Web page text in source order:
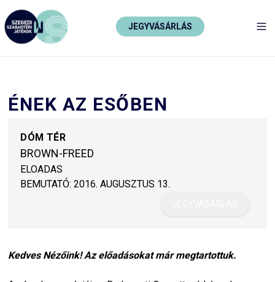
JEGYVÁSÁRLÁS
ÉNEK AZ ESŐBEN
DÓM TÉR
BROWN-FREED
ELOADAS
BEMUTATÓ: 2016. AUGUSZTUS 13.
Kedves Nézőink! Az előadásokat már megtartottuk.